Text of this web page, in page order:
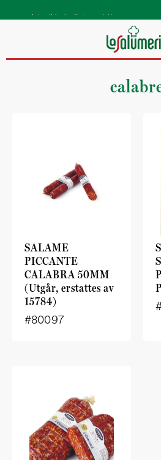
SALAME
PICCANTE
CALABRA 50MM
(Utgår, erstattes av
15784)
#80097